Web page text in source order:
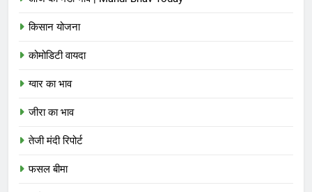
किसान योजना
कोमोडिटी वायदा
ग्वार का भाव
जीरा का भाव
तेजी मंदी रिपोर्ट
फसल बीमा